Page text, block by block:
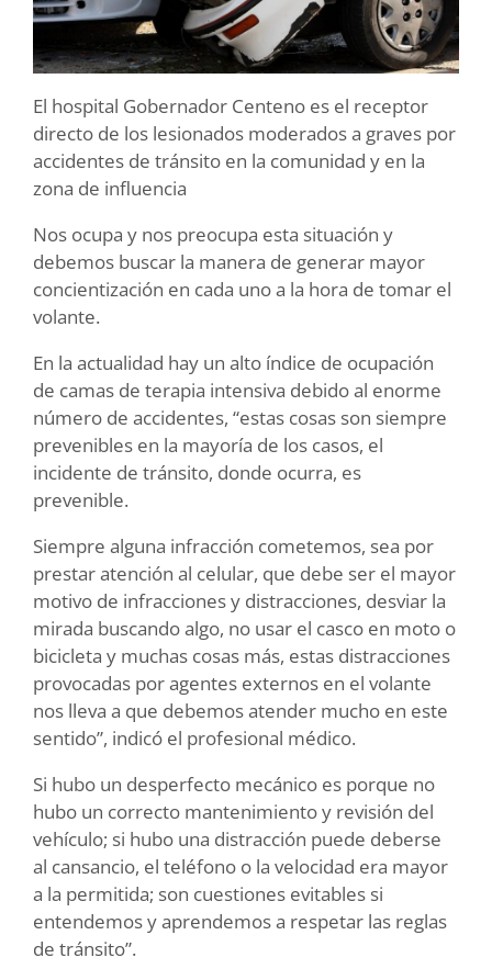
El hospital Gobernador Centeno es el receptor
directo de los lesionados moderados a graves por
accidentes de tránsito en la comunidad y en la
zona de influencia
Nos ocupa y nos preocupa esta situación y
debemos buscar la manera de generar mayor
concientización en cada uno a la hora de tomar el
volante.
En la actualidad hay un alto índice de ocupación
de camas de terapia intensiva debido al enorme
número de accidentes, “estas cosas son siempre
prevenibles en la mayoría de los casos, el
incidente de tránsito, donde ocurra, es
prevenible.
Siempre alguna infracción cometemos, sea por
prestar atención al celular, que debe ser el mayor
motivo de infracciones y distracciones, desviar la
mirada buscando algo, no usar el casco en moto o
bicicleta y muchas cosas más, estas distracciones
provocadas por agentes externos en el volante
nos lleva a que debemos atender mucho en este
sentido”, indicó el profesional médico.
Si hubo un desperfecto mecánico es porque no
hubo un correcto mantenimiento y revisión del
vehículo; si hubo una distracción puede deberse
al cansancio, el teléfono o la velocidad era mayor
a la permitida; son cuestiones evitables si
entendemos y aprendemos a respetar las reglas
de tránsito”.